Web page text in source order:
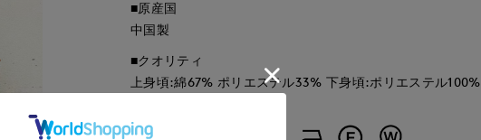
■原産国
中国製
■クオリティ
上身頃:綿67% ポリエステル33% 下身頃:ポリエステル100%